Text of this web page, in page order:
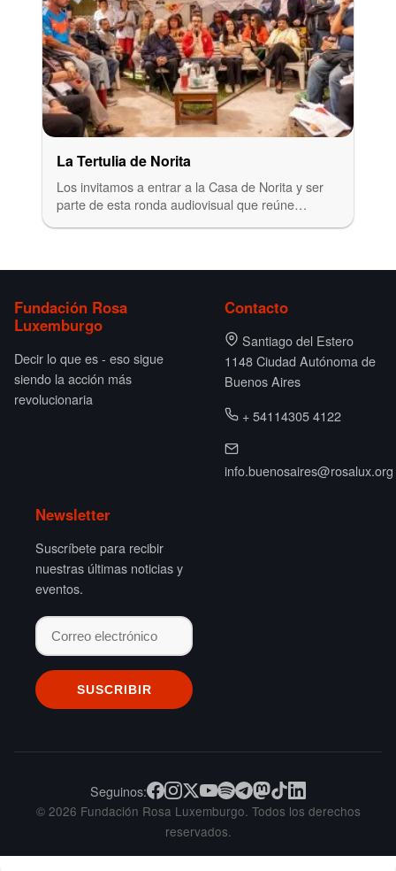
La Tertulia de Norita
Los invitamos a entrar a la Casa de Norita y ser
parte de esta ronda audiovisual que reúne…
Fundación Rosa
Luxemburgo
Decir lo que es - eso sigue
siendo la acción más
revolucionaria
Contacto
Santiago del Estero
1148 Ciudad Autónoma de
Buenos Aires
+ 54114305 4122
info.buenosaires@rosalux.org
Newsletter
Suscríbete para recibir
nuestras últimas noticias y
eventos.
Seguinos:
© 2026 Fundación Rosa Luxemburgo. Todos los derechos
reservados.